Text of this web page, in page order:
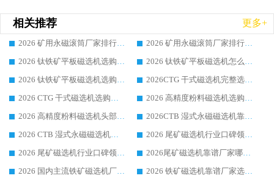
相关推荐 更多+
2026 矿用永磁滚筒厂家排行榜选购干货指南 行业口碑标杆华体会手机网页版-华体会(中国) 实力出众
2026 矿用永磁滚筒厂家排行榜选购指南，行业口碑领域强者华体会手机网页版-华体会(中国)
2026 钛铁矿平板磁选机选购全攻略 市场公认优质品牌厂家实力排行榜
2026 钛铁矿平板磁选机怎么选 靠谱生产企业实力排行榜选购参考攻略
2026 钛铁矿平板磁选机选购指南 行业口碑优选品牌生产企业实力排行榜
2026CTG 干式磁选机完整选购指南 行业口碑顶尖靠谱生产龙头厂家实力推荐
2026 CTG 干式磁选机选购指南|行业口碑靠谱生产厂家领域强者推荐
2026 高精度粉料磁选机选购全攻略 行业优质品牌华体会手机网页版-华体会(中国) 实力深度解析
2026 高精度粉料磁选机头部厂家选购指南 行业口碑靠谱品牌推荐 领域强者华体会手机网页版-华体会(中国) 解析
2026CTB 湿式永磁磁选机靠谱厂家实力排行榜 铁矿选矿设备采购全流程选购指南
2026 CTB 湿式永磁磁选机选购指南|行业口碑良好品牌推荐，领域强者华体会手机网页版-华体会(中国)
2026 尾矿磁选机行业口碑领域强者，源头直供国内主流厂家华体会手机网页版-华体会(中国) 一站式服务
2026 尾矿磁选机行业口碑领域强者，源头直供国内主流厂家华体会手机网页版-华体会(中国) 一站式服务
2026尾矿磁选机靠谱厂家哪家好 行业口碑领域强者华体会手机网页版-华体会(中国) 推荐
2026 国内主流铁矿磁选机厂家选购指南|行业口碑好品牌推荐，领域强者华体会手机网页版-华体会(中国)
2026 铁矿磁选机靠谱厂家选购全攻略 行业标杆华体会手机网页版-华体会(中国) 设备性价比出众